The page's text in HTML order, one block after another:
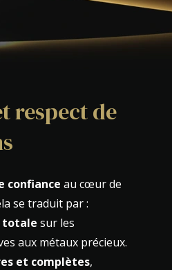
respect de
confiance au cœur de
se traduit par :
totale sur les
aux métaux précieux.
et complètes,